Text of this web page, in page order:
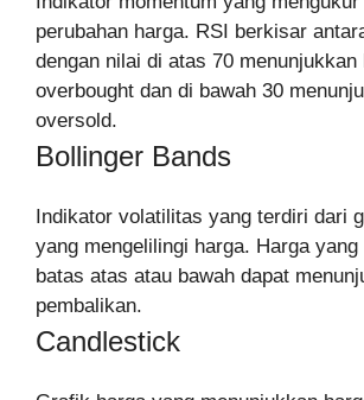
perubahan harga. RSI berkisar
dengan nilai di atas 70 menunjukkan
overbought dan di bawah 30
oversold.
Bollinger Bands
Indikator volatilitas yang terdiri dari
yang mengelilingi harga. Harga yang
batas atas atau bawah dapat
pembalikan.
Candlestick